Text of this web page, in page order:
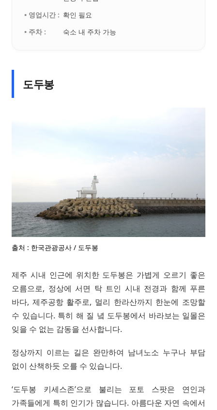
• 영업시간 : 확인 필요
• 주차 :
숙소 내 주차 가능
도두봉
출처 : 한국관광공사 / 도두봉
제주 시내 인근에 위치한 도두봉은 가볍게 오르기 좋은
오름으로, 정상에 서면 탁 트인 시내 전경과 함께 푸른
바다, 제주공항 활주로, 멀리 한라산까지 한눈에 조망할
수 있습니다. 특히 해 질 녘 도두봉에서 바라보는 일몰은
잊을 수 없는 감동을 선사합니다.
정상까지 이르는 길은 완만하여 남녀노소 누구나 부담
없이 산책하듯 오를 수 있습니다.
‘도두봉 키세스존’으로 불리는 포토 스팟은 연인과
가족들에게 특히 인기가 많습니다. 아름다운 자연 속에서